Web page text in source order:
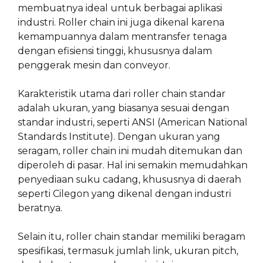
membuatnya ideal untuk berbagai aplikasi
industri. Roller chain ini juga dikenal karena
kemampuannya dalam mentransfer tenaga
dengan efisiensi tinggi, khususnya dalam
penggerak mesin dan conveyor.
Karakteristik utama dari roller chain standar
adalah ukuran, yang biasanya sesuai dengan
standar industri, seperti ANSI (American National
Standards Institute). Dengan ukuran yang
seragam, roller chain ini mudah ditemukan dan
diperoleh di pasar. Hal ini semakin memudahkan
penyediaan suku cadang, khususnya di daerah
seperti Cilegon yang dikenal dengan industri
beratnya.
Selain itu, roller chain standar memiliki beragam
spesifikasi, termasuk jumlah link, ukuran pitch,